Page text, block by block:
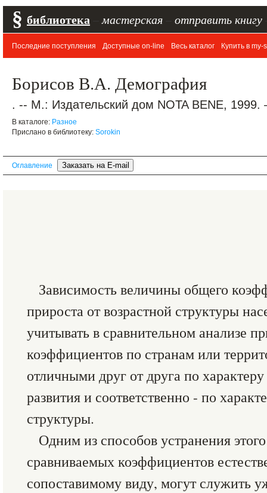
§ библиотека мастерская отправить книгу
Последние поступления Доступные on-line Весь каталог Купить в my-
Борисов В.А. Демография
. -- М.: Издательский дом NOTA BENE, 1999.
В каталоге: Разное
Прислано в библиотеку: Sorokin
Оглавление
Зависимость величины общего
прироста от возрастной структуры
учитывать в сравнительном анализе
коэффициентов по странам или
отличными друг от друга по
развития и соответственно - по
структуры.
Одним из способов устранения
сравниваемых коэффициентов
сопоставимому виду, могут служить